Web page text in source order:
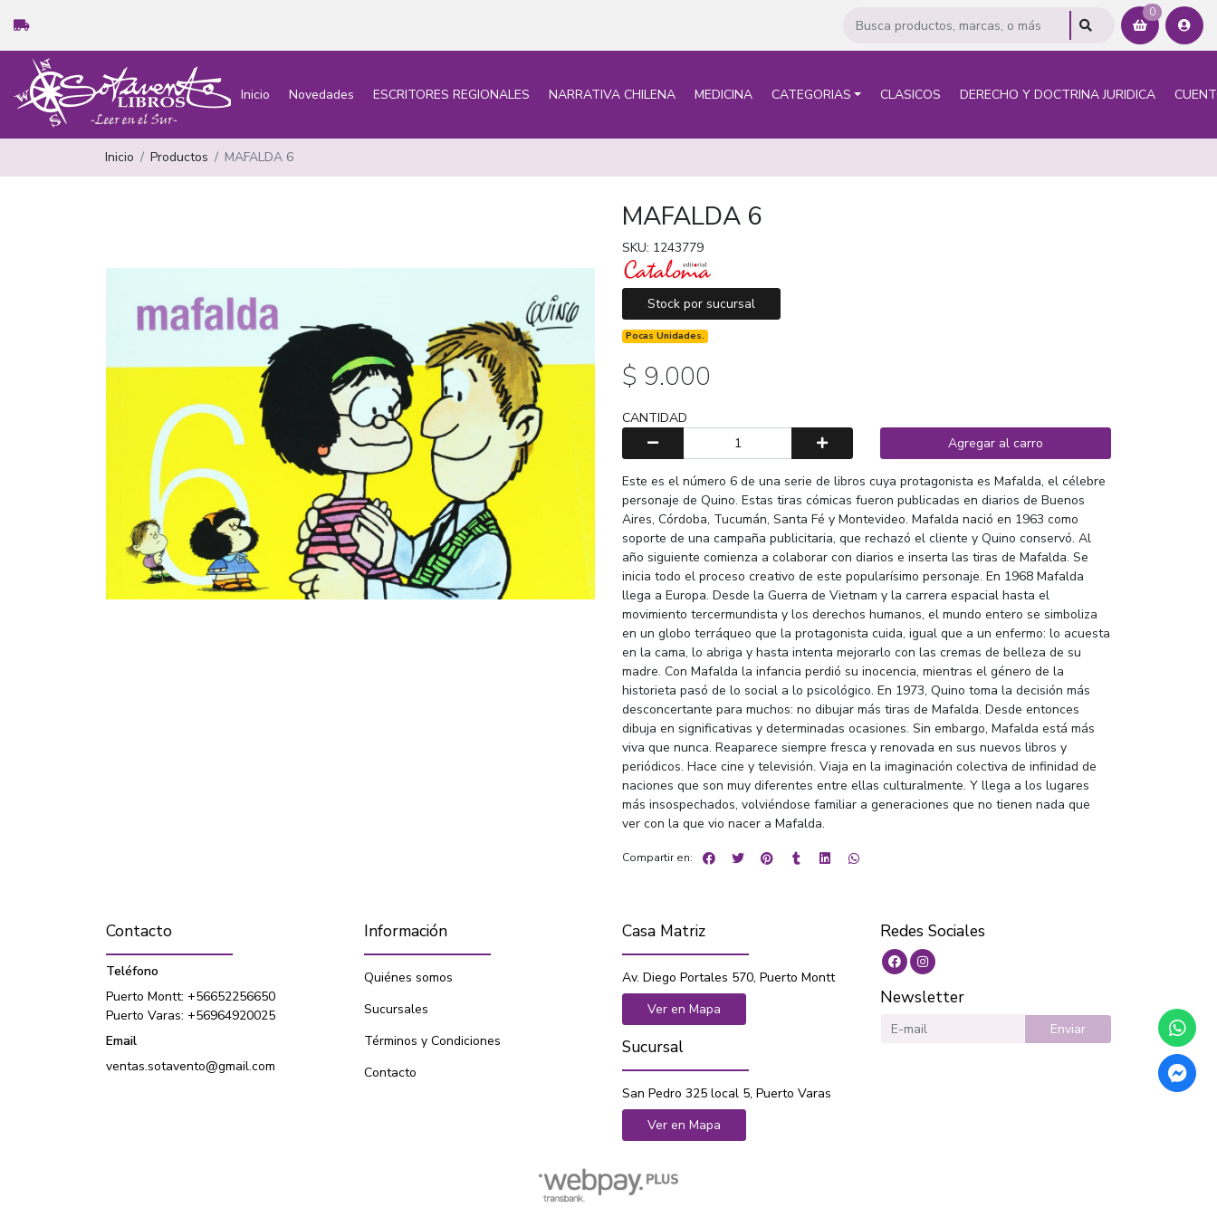
0
Inicio Novedades ESCRITORES REGIONALES NARRATIVA CHILENA MEDICINA CATEGORIAS CLASICOS DERECHO Y DOCTRINA JURIDICA
Inicio Productos MAFALDA 6
MAFALDA 6
SKU: 1243779
Stock por sucursal
Pocas Unidades.
$ 9.000
CANTIDAD
Agregar al carro
Este es el número 6 de una serie de libros cuya protagonista es Mafalda, el célebre
personaje de Quino. Estas tiras cómicas fueron publicadas en diarios de Buenos
Aires, Córdoba, Tucumán, Santa Fé y Montevideo. Mafalda nació en 1963 como
soporte de una campaña publicitaria, que rechazó el cliente y Quino conservó. Al
año siguiente comienza a colaborar con diarios e inserta las tiras de Mafalda. Se
inicia todo el proceso creativo de este popularísimo personaje. En 1968 Mafalda
llega a Europa. Desde la Guerra de Vietnam y la carrera espacial hasta el
movimiento tercermundista y los derechos humanos, el mundo entero se simboliza
en un globo terráqueo que la protagonista cuida, igual que a un enfermo: lo acuesta
en la cama, lo abriga y hasta intenta mejorarlo con las cremas de belleza de su
madre. Con Mafalda la infancia perdió su inocencia, mientras el género de la
historieta pasó de lo social a lo psicológico. En 1973, Quino toma la decisión más
desconcertante para muchos: no dibujar más tiras de Mafalda. Desde entonces
dibuja en significativas y determinadas ocasiones. Sin embargo, Mafalda está más
viva que nunca. Reaparece siempre fresca y renovada en sus nuevos libros y
periódicos. Hace cine y televisión. Viaja en la imaginación colectiva de infinidad de
naciones que son muy diferentes entre ellas culturalmente. Y llega a los lugares
más insospechados, volviéndose familiar a generaciones que no tienen nada que
ver con la que vio nacer a Mafalda.
Compartir en:
Contacto
Teléfono
Puerto Montt: +56652256650
Puerto Varas: +56964920025
Email
ventas.sotavento@gmail.com
Información
Quiénes somos
Sucursales
Términos y Condiciones
Contacto
Casa Matriz
Av. Diego Portales 570, Puerto Montt
Ver en Mapa
Sucursal
San Pedro 325 local 5, Puerto Varas
Ver en Mapa
Redes Sociales
Newsletter
Enviar